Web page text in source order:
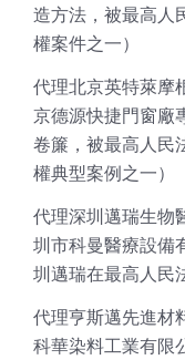
造方法，被最高人
權案件之一）
代理北京英特萊摩
京德源快捷門窗廠
卷簾，被最高人民
權典型案例之一）
代理深圳邁瑞生物
圳市科曼醫療設備
圳邁瑞在最高人民
代理亨斯邁先進材
科華染料工業有限